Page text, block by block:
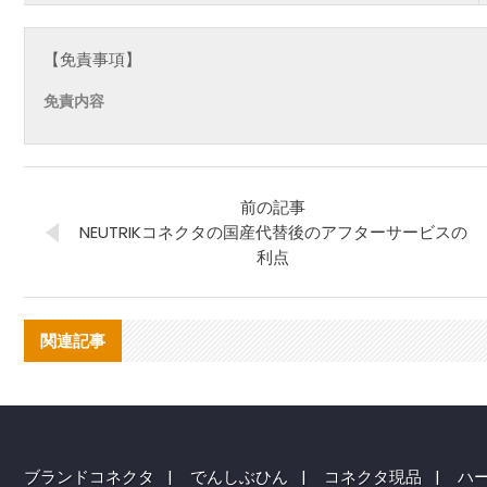
【免責事項】
免責内容
前の記事
NEUTRIKコネクタの国産代替後のアフターサービスの
利点
関連記事
ブランドコネクタ | でんしぶひん | コネクタ現品 | ハ